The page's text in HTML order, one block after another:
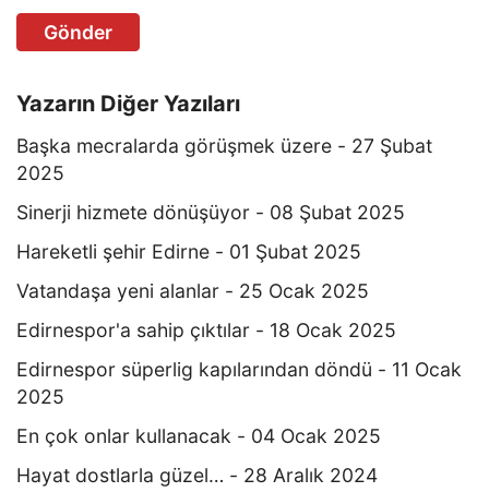
Gönder
Yazarın Diğer Yazıları
Başka mecralarda görüşmek üzere - 27 Şubat
2025
Sinerji hizmete dönüşüyor - 08 Şubat 2025
Hareketli şehir Edirne - 01 Şubat 2025
Vatandaşa yeni alanlar - 25 Ocak 2025
Edirnespor'a sahip çıktılar - 18 Ocak 2025
Edirnespor süperlig kapılarından döndü - 11 Ocak
2025
En çok onlar kullanacak - 04 Ocak 2025
Hayat dostlarla güzel… - 28 Aralık 2024